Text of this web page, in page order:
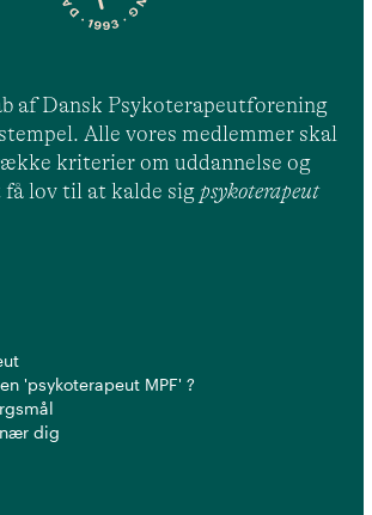
af Dansk Psykoterapeutforening
Alle vores medlemmer skal
kriterier om uddannelse og
lov til at kalde sig psykoterapeut
'psykoterapeut MPF' ?
dig